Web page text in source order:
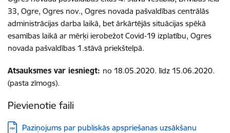
33, Ogre, Ogres nov., Ogres novada pašvaldības centrālās
administrācijas darba laikā, bet ārkārtējās situācijas spēkā
esamības laikā ar mērķi ierobežot Covid-19 izplatību, Ogres
novada pašvaldības 1.stāvā priekštelpā.
Atsauksmes var iesniegt: no 18.05.2020. līdz 15.06.2020.
(pasta zīmogs).
Pievienotie faili
Lejupielādēt:
Paziņojums par publiskās apspriešanas uzsākšanu